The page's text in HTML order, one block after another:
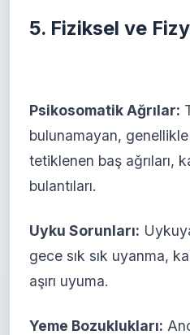
5. Fiziksel ve
Psikosomatik Ağrılar:
bulunamayan,
tetiklenen baş ağrıları,
bulantıları.
Uyku Sorunları:
gece sık sık uyanma,
aşırı uyuma.
Yeme Bozuklukları: